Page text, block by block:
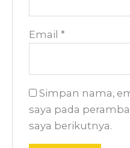
Email*
Simpan nama,
saya pada
saya berikutnya.